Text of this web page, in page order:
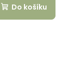
Do košíku